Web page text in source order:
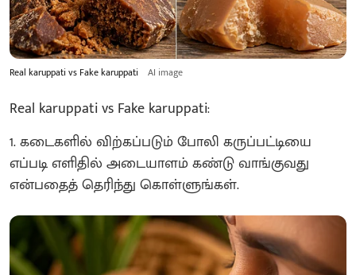
Real karuppati vs Fake karuppati AI image
Real karuppati vs Fake karuppati:
1. கடைகளில் விற்கப்படும் போலி கருப்பட்டியை
எப்படி எளிதில் அடையாளம் கண்டு வாங்குவது
என்பதைத் தெரிந்து கொள்ளுங்கள்.